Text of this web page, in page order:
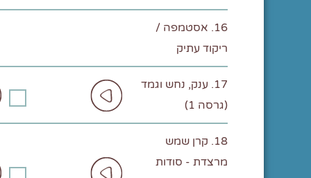
16. אסטמפה /
ריקוד עתיק
17. ענק, נחש וגמד
(גרסה 1)
18. קרן שמש
מרצדת - סודות